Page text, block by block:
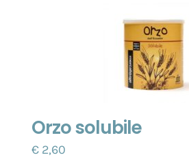
Orzo solubile
€ 2,60